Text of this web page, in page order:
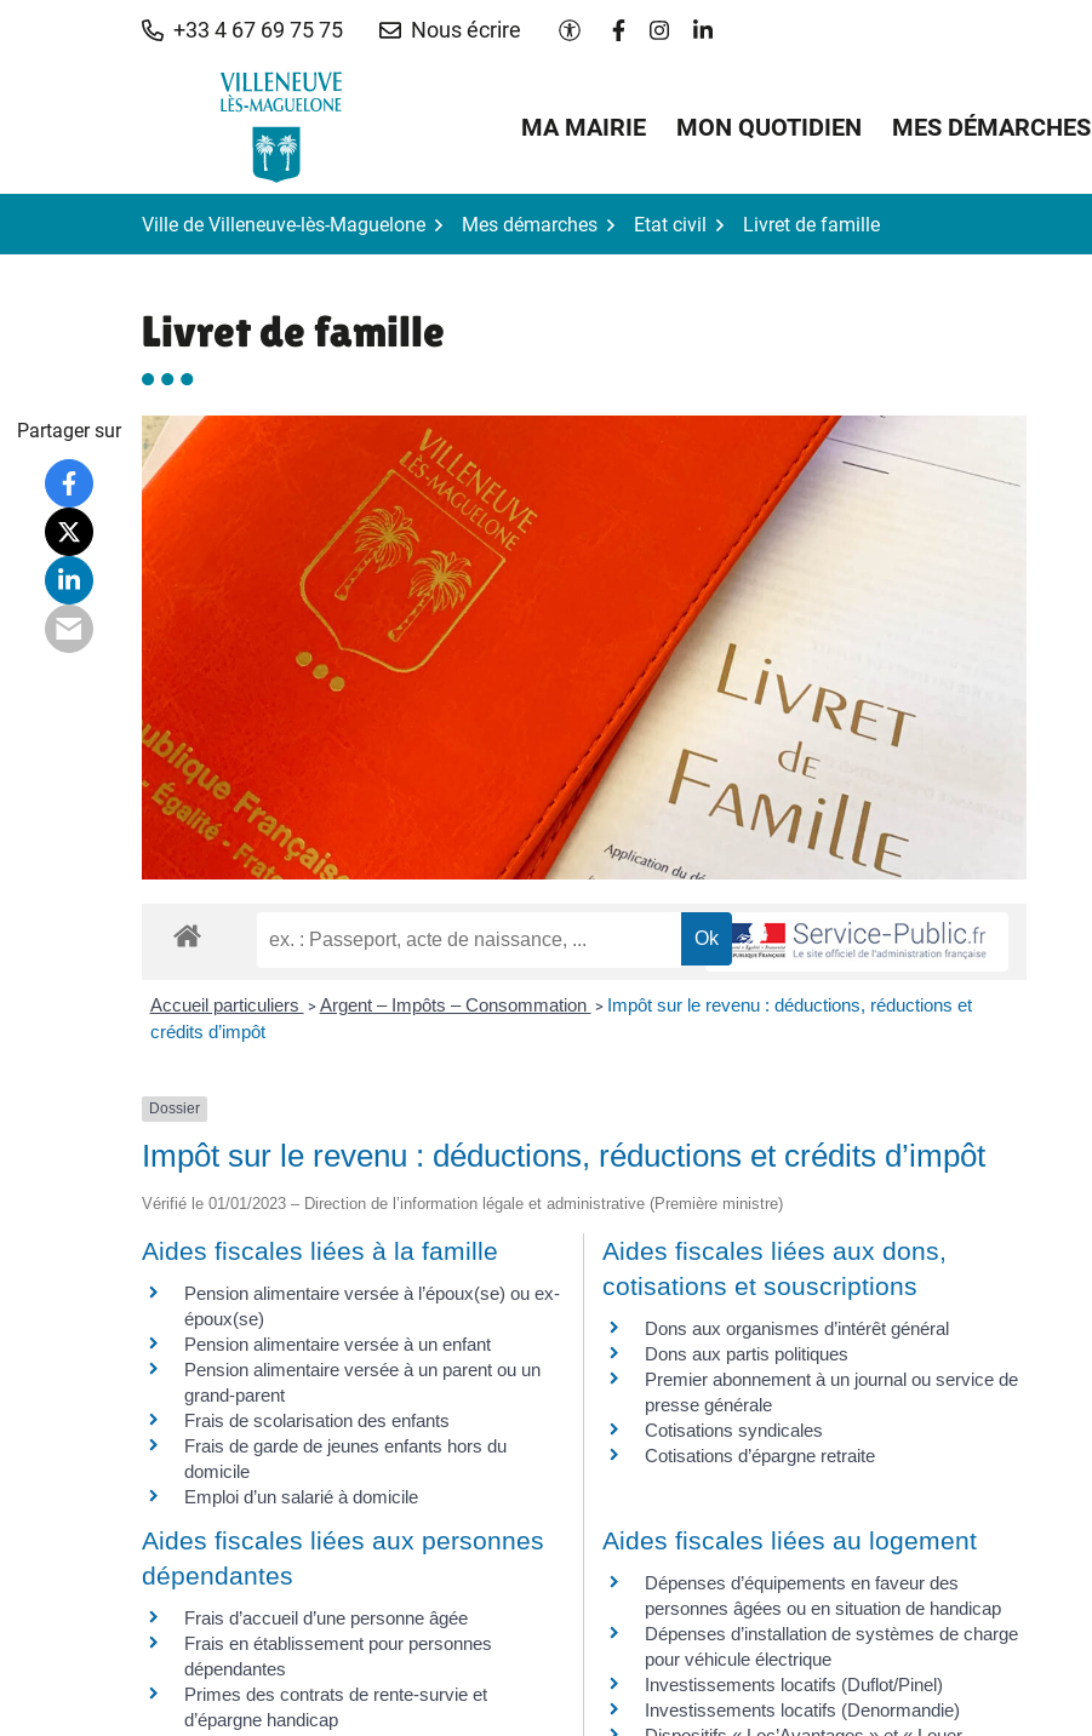
+33 4 67 69 75 75 Nous écrire Paramètres d'accessibilité
Lien vers le compte Facebook
Lien vers le compte Instagram
Lien vers le compte Linkedin
MA MAIRIE MON QUOTIDIEN MES DÉMARCHES
Ville de Villeneuve-lès-Maguelone Mes démarches Etat civil Livret de famille
Livret de famille
Accueil particuliers > Argent – Impôts – Consommation > Impôt sur le revenu : déductions, réductions et
crédits d’impôt
Dossier
Impôt sur le revenu : déductions, réductions et crédits d’impôt
Vérifié le 01/01/2023 – Direction de l’information légale et administrative (Première ministre)
Aides fiscales liées à la famille
Pension alimentaire versée à l’époux(se) ou ex-
époux(se)
Pension alimentaire versée à un enfant
Pension alimentaire versée à un parent ou un
grand-parent
Frais de scolarisation des enfants
Frais de garde de jeunes enfants hors du
domicile
Emploi d’un salarié à domicile
Aides fiscales liées aux dons,
cotisations et souscriptions
Dons aux organismes d’intérêt général
Dons aux partis politiques
Premier abonnement à un journal ou service de
presse générale
Cotisations syndicales
Cotisations d’épargne retraite
Aides fiscales liées aux personnes
dépendantes
Frais d’accueil d’une personne âgée
Frais en établissement pour personnes
dépendantes
Primes des contrats de rente-survie et
d’épargne handicap
Aides fiscales liées au logement
Dépenses d’équipements en faveur des
personnes âgées ou en situation de handicap
Dépenses d’installation de systèmes de charge
pour véhicule électrique
Investissements locatifs (Duflot/Pinel)
Investissements locatifs (Denormandie)
Partager sur